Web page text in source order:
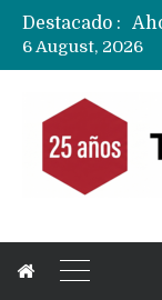
Destacado :
6 August, 2026